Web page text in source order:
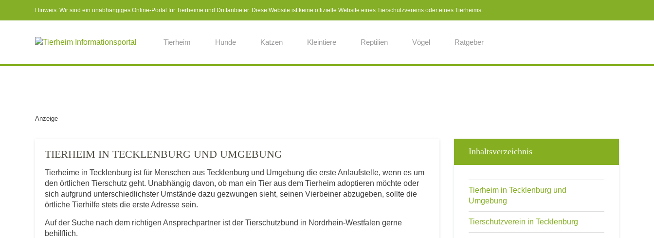
Hinweis: Wir sind ein unabhängiges Online-Portal für Tierheime und Drittanbieter. Diese Website ist keine offizielle Website eines Tierschutzvereins oder eines Tierheims.
Tierheim Hunde Katzen Kleintiere Reptilien Vögel Ratgeber
Anzeige
TIERHEIM IN TECKLENBURG UND UMGEBUNG
Tierheime in Tecklenburg ist für Menschen aus Tecklenburg und Umgebung die erste Anlaufstelle, wenn es um
den örtlichen Tierschutz geht. Unabhängig davon, ob man ein Tier aus dem Tierheim adoptieren möchte oder
sich aufgrund unterschiedlichster Umstände dazu gezwungen sieht, seinen Vierbeiner abzugeben, sollte die
örtliche Tierhilfe stets die erste Adresse sein.
Auf der Suche nach dem richtigen Ansprechpartner ist der Tierschutzbund in Nordrhein-Westfalen gerne
behilflich.
Inhaltsverzeichnis
Tierheim in Tecklenburg und
Umgebung
Tierschutzverein in Tecklenburg